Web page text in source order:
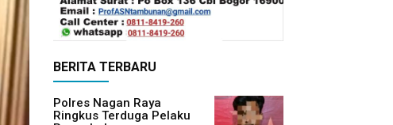
BERITA TERBARU
Polres Nagan Raya
Ringkus Terduga Pelaku